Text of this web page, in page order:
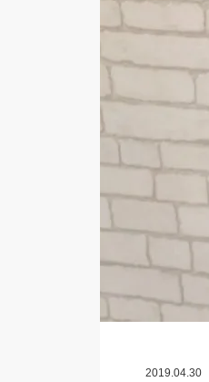
2019.04.30